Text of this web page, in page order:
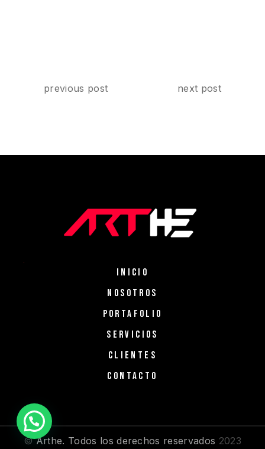
previous post next post
INICIO
NOSOTROS
PORTAFOLIO
SERVICIOS
CLIENTES
CONTACTO
©Arthe. Todos los derechos reservados 2023